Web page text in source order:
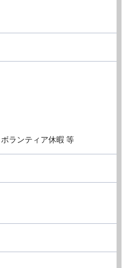
ランティア休暇 等